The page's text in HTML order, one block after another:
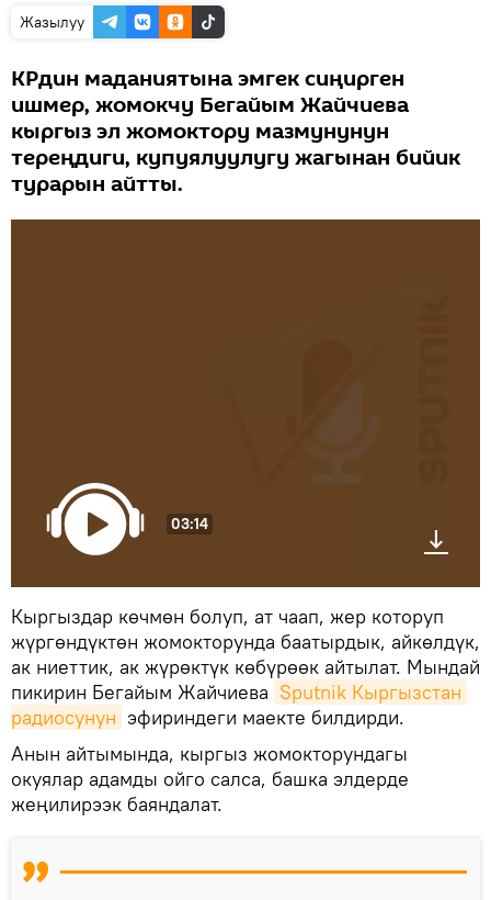
Жазылуу
КРдин маданиятына эмгек сиңирген
ишмер, жомокчу Бегайым Жайчиева
кыргыз эл жомоктору мазмунунун
тереңдиги, купуялуулугу жагынан бийик
турарын айтты.
03:14
Кыргыздар көчмөн болуп, ат чаап, жер которуп
жүргөндүктөн жомокторунда баатырдык, айкөлдүк,
ак ниеттик, ак жүрөктүк көбүрөөк айтылат. Мындай
пикирин Бегайым Жайчиева Sputnik Кыргызстан
радиосунун эфириндеги маекте билдирди.
Анын айтымында, кыргыз жомокторундагы
окуялар адамды ойго салса, башка элдерде
жеңилирээк баяндалат.